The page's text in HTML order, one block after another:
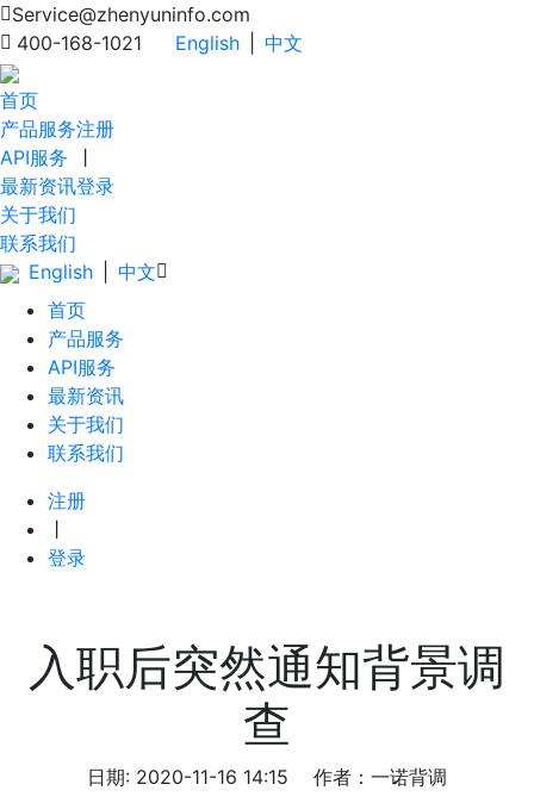
Service@zhenyuninfo.com
400-168-1021
English 中文
首页
产品服务
API服务
最新资讯
关于我们
联系我们
注册
登录
English
中文
首页
产品服务
API服务
最新资讯
关于我们
联系我们
注册
登录
入职后突然通知背景调
查
日期: 2020-11-16 14:15 作者：一诺背调